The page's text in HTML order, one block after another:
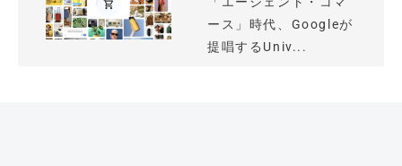
ース」時代、Googleが
提唱するUniv...